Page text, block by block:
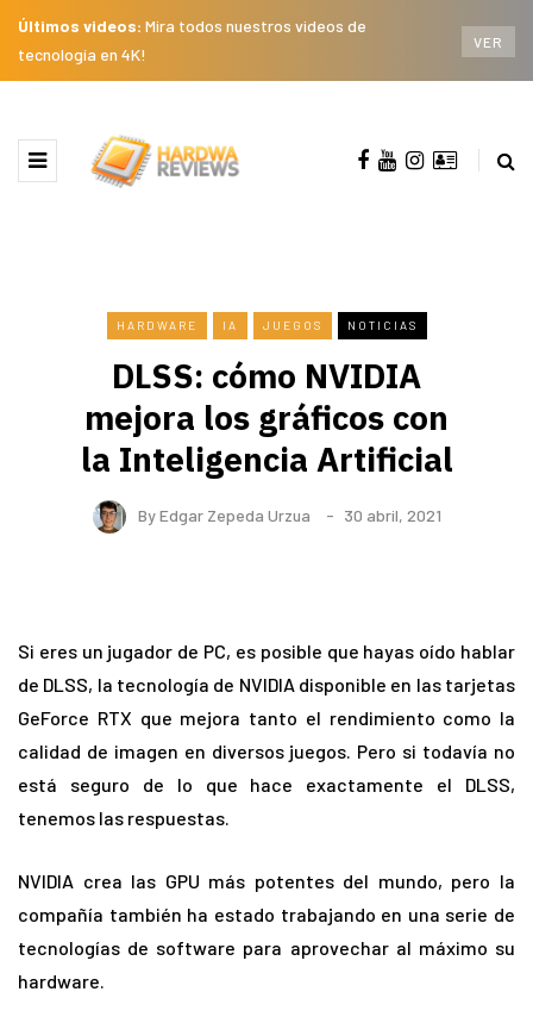
Últimos videos: Mira todos nuestros videos de
tecnología en 4K!
VER
HARDWARE IA JUEGOS NOTICIAS
DLSS: cómo NVIDIA
mejora los gráficos con
la Inteligencia Artificial
ByEdgar Zepeda Urzua 30 abril, 2021
Si eres un jugador de PC, es posible que hayas oído hablar
de DLSS, la tecnología de NVIDIA disponible en las tarjetas
GeForce RTX que mejora tanto el rendimiento como la
calidad de imagen en diversos juegos. Pero si todavía no
está seguro de lo que hace exactamente el DLSS,
tenemos las respuestas.
NVIDIA crea las GPU más potentes del mundo, pero la
compañía también ha estado trabajando en una serie de
tecnologías de software para aprovechar al máximo su
hardware.